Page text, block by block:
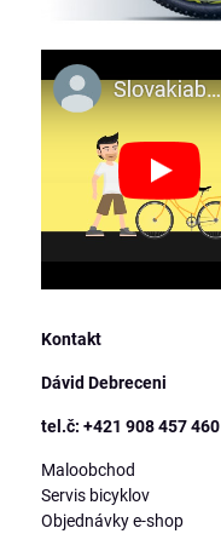
Kontakt
Dávid Debreceni
tel.č: +421 908 457 460
Maloobchod
Servis bicyklov
Objednávky e-shop